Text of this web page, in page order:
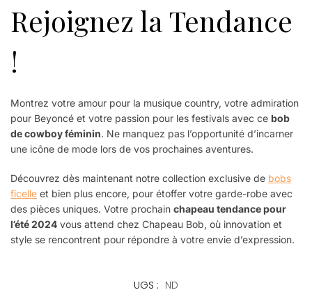
Rejoignez la Tendance
!
Montrez votre amour pour la musique country, votre admiration
pour Beyoncé et votre passion pour les festivals avec ce bob
de cowboy féminin. Ne manquez pas l’opportunité d’incarner
une icône de mode lors de vos prochaines aventures.
Découvrez dès maintenant notre collection exclusive de bobs
ficelle et bien plus encore, pour étoffer votre garde-robe avec
des pièces uniques. Votre prochain chapeau tendance pour
l’été 2024 vous attend chez Chapeau Bob, où innovation et
style se rencontrent pour répondre à votre envie d’expression.
UGS : ND